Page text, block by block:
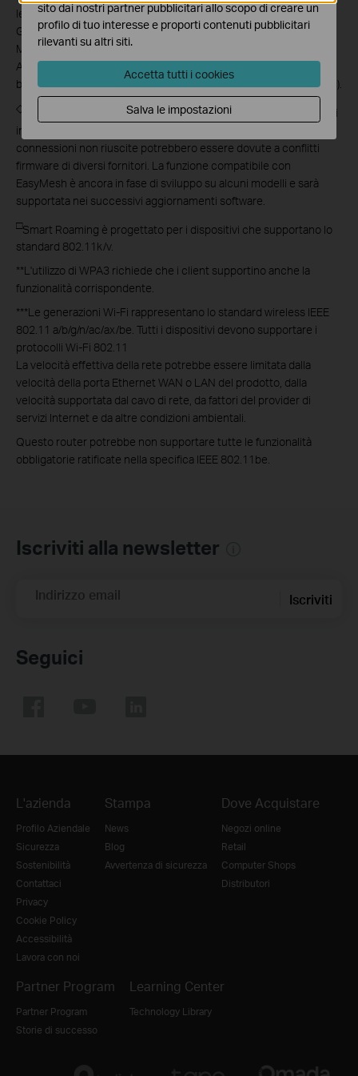
le stesse interferenze wireless a frequenza singola da 5 GHz o 6
GHz e hanno testato le latenze massime dei client Wi-Fi 7 (con
MLO attivato) che si collegavano alle bande da 5 GHz e 6 GHz di
Archer BE800 (con MLO attivato ) contemporaneamente e alle
bande 5 GHz o 6 GHz di un router Wi-Fi 6/6E (senza funzione MLO).
◇
I prodotti compatibili con TP-Link EasyMesh possono collegarsi
in rete con altri dispositivi che utilizzano EasyMesh. Le
connessioni non riuscite potrebbero essere dovute a conflitti
firmware di diversi fornitori. La funzione compatibile con
EasyMesh è ancora in fase di sviluppo su alcuni modelli e sarà
supportata nei successivi aggiornamenti software.
□Smart Roaming è progettato per i dispositivi che supportano lo
standard 802.11k/v.
**L'utilizzo di WPA3 richiede che i client supportino anche la
funzionalità corrispondente.
***Le generazioni Wi-Fi rappresentano lo standard wireless IEEE
802.11 a/b/g/n/ac/ax/be. Tutti i dispositivi devono supportare i
protocolli Wi-Fi 802.11
La velocità effettiva della rete potrebbe essere limitata dalla
velocità della porta Ethernet WAN o LAN del prodotto, dalla
velocità supportata dal cavo di rete, da fattori del provider di
servizi Internet e da altre condizioni ambientali.
Questo router potrebbe non supportare tutte le funzionalità
obbligatorie ratificate nella specifica IEEE 802.11be.
Iscriviti alla newsletter
Indirizzo email Iscriviti
Seguici
L'azienda
Profilo Aziendale
Sicurezza
Sostenibilità
Contattaci
Privacy
Cookie Policy
Accessibilità
Lavora con noi
Stampa
News
Blog
Avvertenza di sicurezza
Dove Acquistare
Negozi online
Retail
Computer Shops
Distributori
Partner Program
Partner Program
Storie di successo
Learning Center
Technology Library
sito dai nostri partner pubblicitari allo scopo di creare un
profilo di tuo interesse e proporti contenuti pubblicitari
rilevanti su altri siti.
Accetta tutti i cookies
Salva le impostazioni